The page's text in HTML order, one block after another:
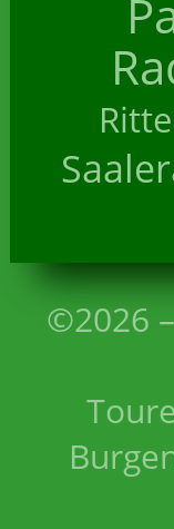
©2026